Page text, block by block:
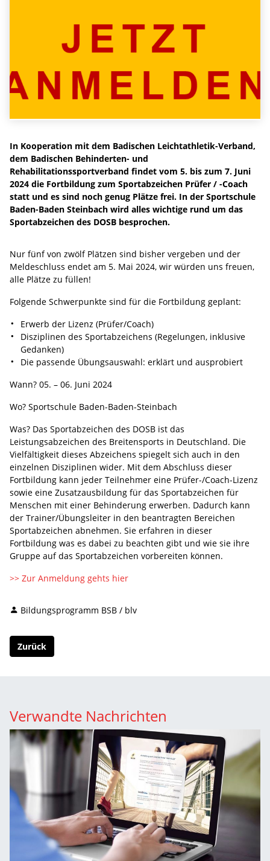
In Kooperation mit dem Badischen Leichtathletik-Verband,
dem Badischen Behinderten- und
Rehabilitationssportverband findet vom 5. bis zum 7. Juni
2024 die Fortbildung zum Sportabzeichen Prüfer / -Coach
statt und es sind noch genug Plätze frei. In der Sportschule
Baden-Baden Steinbach wird alles wichtige rund um das
Sportabzeichen des DOSB besprochen.
Nur fünf von zwölf Plätzen sind bisher vergeben und der
Meldeschluss endet am 5. Mai 2024, wir würden uns freuen,
alle Plätze zu füllen!
Folgende Schwerpunkte sind für die Fortbildung geplant:
Erwerb der Lizenz (Prüfer/Coach)
Disziplinen des Sportabzeichens (Regelungen, inklusive
Gedanken)
Die passende Übungsauswahl: erklärt und ausprobiert
Wann? 05. – 06. Juni 2024
Wo? Sportschule Baden-Baden-Steinbach
Was? Das Sportabzeichen des DOSB ist das
Leistungsabzeichen des Breitensports in Deutschland. Die
Vielfältigkeit dieses Abzeichens spiegelt sich auch in den
einzelnen Disziplinen wider. Mit dem Abschluss dieser
Fortbildung kann jeder Teilnehmer eine Prüfer-/Coach-Lizenz
sowie eine Zusatzausbildung für das Sportabzeichen für
Menschen mit einer Behinderung erwerben. Dadurch kann
der Trainer/Übungsleiter in den beantragten Bereichen
Sportabzeichen abnehmen. Sie erfahren in dieser
Fortbildung was es dabei zu beachten gibt und wie sie ihre
Gruppe auf das Sportabzeichen vorbereiten können.
>> Zur Anmeldung gehts hier
Bildungsprogramm BSB / blv
Zurück
Verwandte Nachrichten